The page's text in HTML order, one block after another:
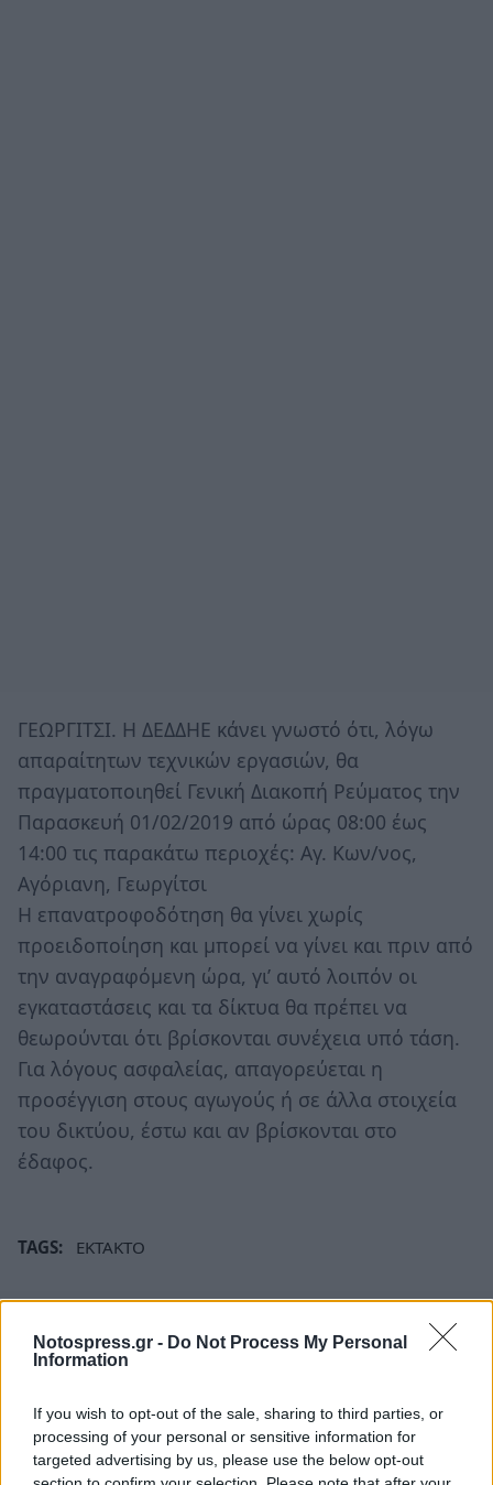
Notospress.gr - Do Not Process My Personal
Information
If you wish to opt-out of the sale, sharing to third parties, or
processing of your personal or sensitive information for
targeted advertising by us, please use the below opt-out
ΓΕΩΡΓΙΤΣΙ. Η ΔΕΔΔΗΕ κάνει γνωστό ότι, λόγω
απαραίτητων τεχνικών εργασιών, θα
πραγματοποιηθεί Γενική Διακοπή Ρεύματος την
Παρασκευή 01/02/2019 από ώρας 08:00 έως
14:00 τις παρακάτω περιοχές: Aγ. Κων/νος,
Αγόριανη, Γεωργίτσι
Η επανατροφοδότηση θα γίνει χωρίς
προειδοποίηση και μπορεί να γίνει και πριν από
την αναγραφόμενη ώρα, γι’ αυτό λοιπόν οι
εγκαταστάσεις και τα δίκτυα θα πρέπει να
θεωρούνται ότι βρίσκονται συνέχεια υπό τάση.
Για λόγους ασφαλείας, απαγορεύεται η
προσέγγιση στους αγωγούς ή σε άλλα στοιχεία
του δικτύου, έστω και αν βρίσκονται στο
έδαφος.
TAGS: ΕΚΤΑΚΤΟ